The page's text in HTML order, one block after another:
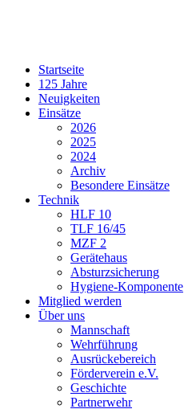
Startseite
125 Jahre
Neuigkeiten
Einsätze
2026
2025
2024
Archiv
Besondere Einsätze
Technik
HLF 10
TLF 16/45
MZF 2
Gerätehaus
Absturzsicherung
Hygiene-Komponente
Mitglied werden
Über uns
Mannschaft
Wehrführung
Ausrückebereich
Förderverein e.V.
Geschichte
Partnerwehr